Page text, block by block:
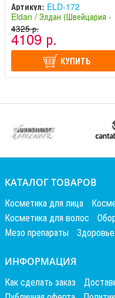
Артикул: ELD-172
Eldan / Элдан (Швейцария -
Италия)
4325 р.
4109 р.
КУПИТЬ
КАТАЛОГ ТОВАРОВ
Косметика для лица
Косметика для волос
Мезо препараты
Здоровье
ИНФОРМАЦИЯ
Как сделать заказ